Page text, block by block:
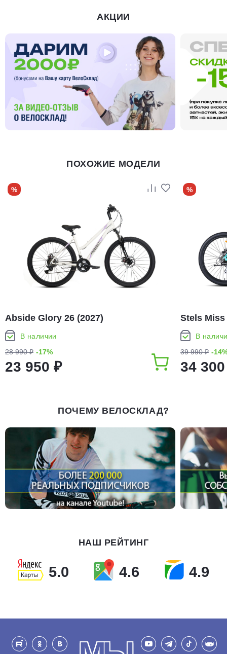
АКЦИИ
ПОХОЖИЕ МОДЕЛИ
%
Abside Glory 26 (2027)
В наличии
28 990 ₽ -17%
23 950 ₽
%
Stels Miss
В
39 990 ₽ -
34
ПОЧЕМУ ВЕЛОСКЛАД?
НАШ РЕЙТИНГ
5.0 4.6 4.9